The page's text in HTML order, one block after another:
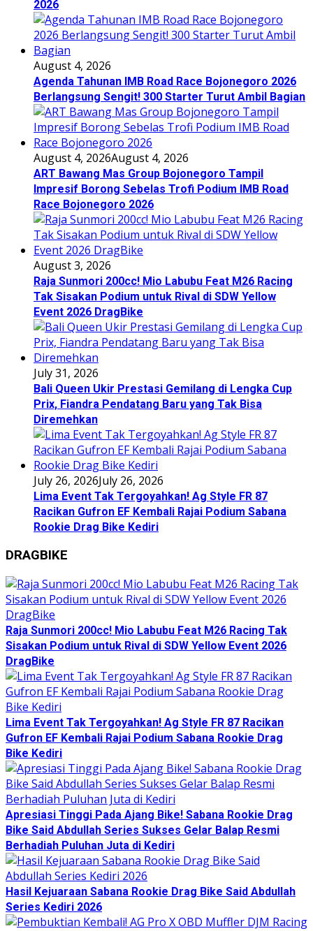
2026
August 4, 2026
Agenda Tahunan IMB Road Race Bojonegoro 2026
Berlangsung Sengit! 300 Starter Turut Ambil Bagian
August 4, 2026August 4, 2026
ART Bawang Mas Group Bojonegoro Tampil
Impresif Borong Sebelas Trofi Podium IMB Road
Race Bojonegoro 2026
August 3, 2026
Raja Sunmori 200cc! Mio Labubu Feat M26 Racing
Tak Sisakan Podium untuk Rival di SDW Yellow
Event 2026 DragBike
July 31, 2026
Bali Queen Ukir Prestasi Gemilang di Lengka Cup
Prix, Fiandra Pendatang Baru yang Tak Bisa
Diremehkan
July 26, 2026July 26, 2026
Lima Event Tak Tergoyahkan! Ag Style FR 87
Racikan Gufron EF Kembali Rajai Podium Sabana
Rookie Drag Bike Kediri
DRAGBIKE
Raja Sunmori 200cc! Mio Labubu Feat M26 Racing Tak
Sisakan Podium untuk Rival di SDW Yellow Event 2026
DragBike
Lima Event Tak Tergoyahkan! Ag Style FR 87 Racikan
Gufron EF Kembali Rajai Podium Sabana Rookie Drag
Bike Kediri
Apresiasi Tinggi Pada Ajang Bike! Sabana Rookie Drag
Bike Said Abdullah Series Sukses Gelar Balap Resmi
Berhadiah Puluhan Juta di Kediri
Hasil Kejuaraan Sabana Rookie Drag Bike Said Abdullah
Series Kediri 2026